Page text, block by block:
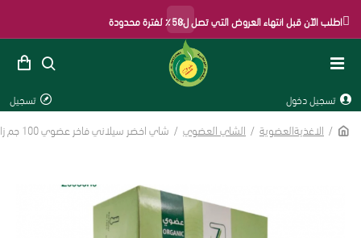
اطلب الآن قبل انتهاء العروض التي تصل ل50٪ لفترة محدودة ×
تسجيل دخول تسجيل
الرئيسية
الاغذيةالعضوية الشاي العضوي شاي اخضر سيلاني فاخر عضوي 100 جم زادنا